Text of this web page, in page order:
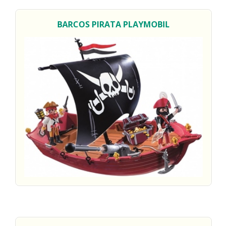
BARCOS PIRATA PLAYMOBIL